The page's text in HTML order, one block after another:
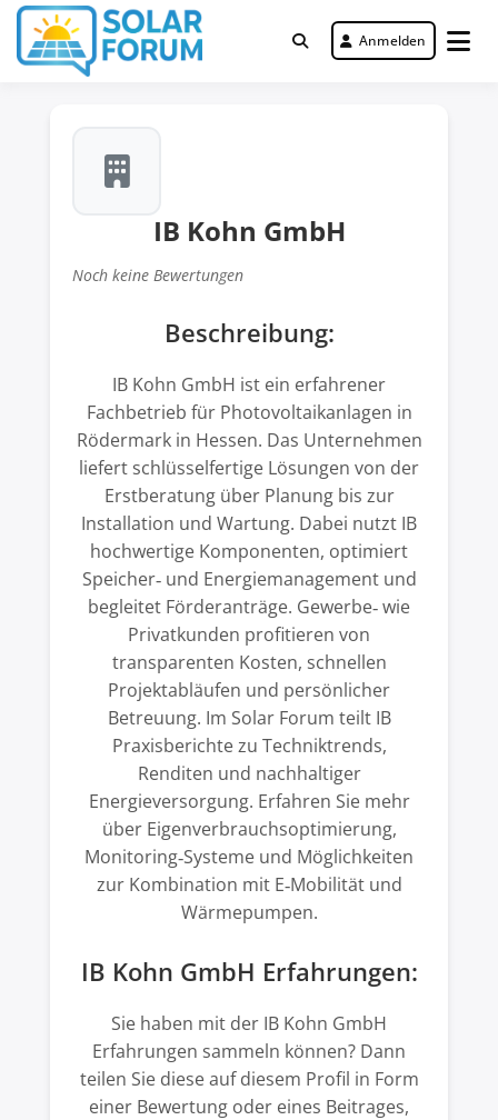
Zum
Inhalt
springen
Solar Forum
Deutschlandweit Nr. 1 Forum für
gewerbliche Solar Investments
Anmelden
IB Kohn GmbH
Noch keine Bewertungen
Beschreibung:
IB Kohn GmbH ist ein erfahrener
Fachbetrieb für Photovoltaikanlagen in
Rödermark in Hessen. Das Unternehmen
liefert schlüsselfertige Lösungen von der
Erstberatung über Planung bis zur
Installation und Wartung. Dabei nutzt IB
hochwertige Komponenten, optimiert
Speicher‑ und Energiemanagement und
begleitet Förderanträge. Gewerbe‑ wie
Privatkunden profitieren von
transparenten Kosten, schnellen
Projektabläufen und persönlicher
Betreuung. Im Solar Forum teilt IB
Praxisberichte zu Techniktrends,
Renditen und nachhaltiger
Energieversorgung. Erfahren Sie mehr
über Eigenverbrauchsoptimierung,
Monitoring‑Systeme und Möglichkeiten
zur Kombination mit E‑Mobilität und
Wärmepumpen.
IB Kohn GmbH Erfahrungen:
Sie haben mit der IB Kohn GmbH
Erfahrungen sammeln können? Dann
teilen Sie diese auf diesem Profil in Form
einer Bewertung oder eines Beitrages,